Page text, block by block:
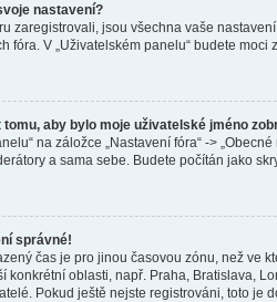
nastavení?
zaregistrovali, jsou všechna vaše
fóra. V „Uživatelském panelu“ budete
aby bylo moje uživatelské jméno
na záložce „Nastavení fóra“ ->
a sama sebe. Budete počítán jako
správné!
čas je pro jinou časovou zónu, než ve
konkrétní oblasti, např. Praha, Bratislava,
Pokud ještě nejste registrováni, toto je